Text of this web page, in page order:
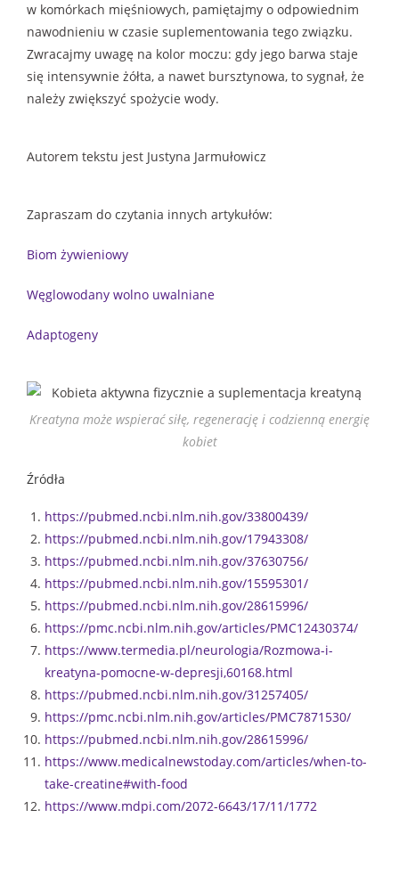
w komórkach mięśniowych, pamiętajmy o odpowiednim
nawodnieniu w czasie suplementowania tego związku.
Zwracajmy uwagę na kolor moczu: gdy jego barwa staje
się intensywnie żółta, a nawet bursztynowa, to sygnał, że
należy zwiększyć spożycie wody.
Autorem tekstu jest Justyna Jarmułowicz
Zapraszam do czytania innych artykułów:
Biom żywieniowy
Węglowodany wolno uwalniane
Adaptogeny
Kreatyna może wspierać siłę, regenerację i codzienną energię
kobiet
Źródła
https://pubmed.ncbi.nlm.nih.gov/33800439/
https://pubmed.ncbi.nlm.nih.gov/17943308/
https://pubmed.ncbi.nlm.nih.gov/37630756/
https://pubmed.ncbi.nlm.nih.gov/15595301/
https://pubmed.ncbi.nlm.nih.gov/28615996/
https://pmc.ncbi.nlm.nih.gov/articles/PMC12430374/
https://www.termedia.pl/neurologia/Rozmowa-i-
kreatyna-pomocne-w-depresji,60168.html
https://pubmed.ncbi.nlm.nih.gov/31257405/
https://pmc.ncbi.nlm.nih.gov/articles/PMC7871530/
https://pubmed.ncbi.nlm.nih.gov/28615996/
https://www.medicalnewstoday.com/articles/when-to-
take-creatine#with-food
https://www.mdpi.com/2072-6643/17/11/1772